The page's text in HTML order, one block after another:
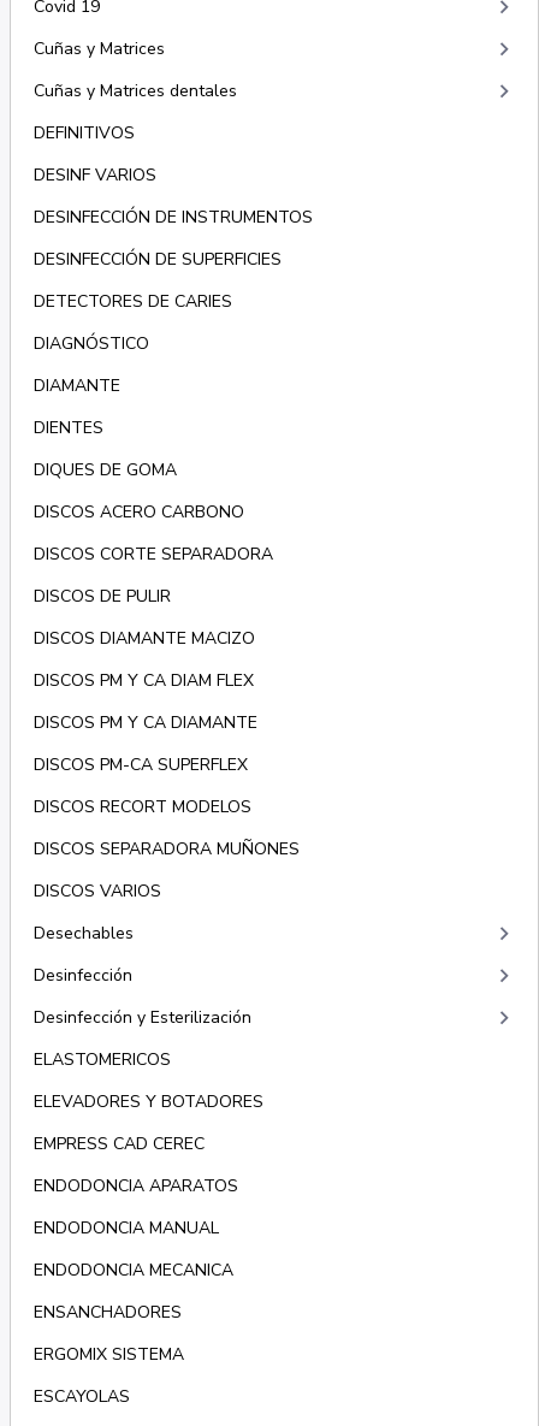
Covid 19 keyboard_arrow_right
Cuñas y Matrices keyboard_arrow_right
Cuñas y Matrices dentales keyboard_arrow_right
DEFINITIVOS
DESINF VARIOS
DESINFECCIÓN DE INSTRUMENTOS
DESINFECCIÓN DE SUPERFICIES
DETECTORES DE CARIES
DIAGNÓSTICO
DIAMANTE
DIENTES
DIQUES DE GOMA
DISCOS ACERO CARBONO
DISCOS CORTE SEPARADORA
DISCOS DE PULIR
DISCOS DIAMANTE MACIZO
DISCOS PM Y CA DIAM FLEX
DISCOS PM Y CA DIAMANTE
DISCOS PM-CA SUPERFLEX
DISCOS RECORT MODELOS
DISCOS SEPARADORA MUÑONES
DISCOS VARIOS
Desechables
keyboard_arrow_right
Desinfección keyboard_arrow_right
Desinfección y Esterilización keyboard_arrow_right
ELASTOMERICOS
ELEVADORES Y BOTADORES
EMPRESS CAD CEREC
ENDODONCIA APARATOS
ENDODONCIA MANUAL
ENDODONCIA MECANICA
ENSANCHADORES
ERGOMIX SISTEMA
ESCAYOLAS